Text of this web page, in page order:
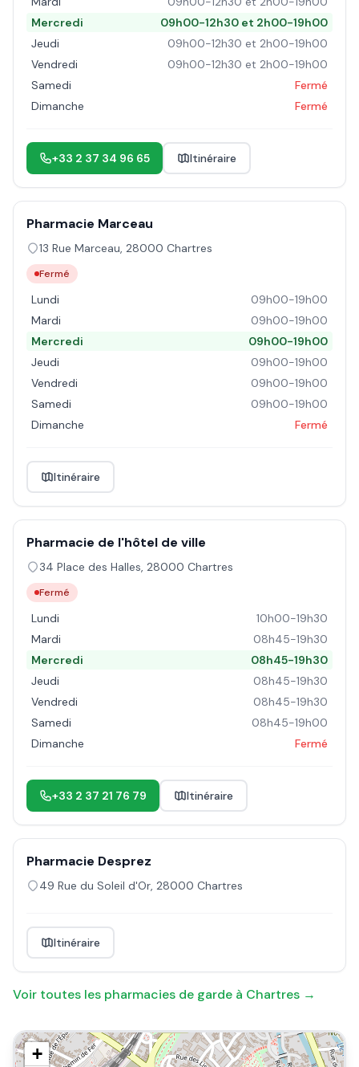
Mercredi
09h00-12h30 et 2h00-19h00
Jeudi
09h00-12h30 et 2h00-19h00
Vendredi
09h00-12h30 et 2h00-19h00
Samedi
Fermé
Dimanche
Fermé
+33 2 37 34 96 65 Itinéraire
Pharmacie Marceau
13 Rue Marceau, 28000 Chartres
Fermé
Lundi
09h00-19h00
Mardi
09h00-19h00
Mercredi
09h00-19h00
Jeudi
09h00-19h00
Vendredi
09h00-19h00
Samedi
09h00-19h00
Dimanche
Fermé
Itinéraire
Pharmacie de l'hôtel de ville
34 Place des Halles, 28000 Chartres
Fermé
Lundi
10h00-19h30
Mardi
08h45-19h30
Mercredi
08h45-19h30
Jeudi
08h45-19h30
Vendredi
08h45-19h30
Samedi
08h45-19h00
Dimanche
Fermé
+33 2 37 21 76 79 Itinéraire
Pharmacie Desprez
49 Rue du Soleil d'Or, 28000 Chartres
Itinéraire
Voir toutes les pharmacies de garde à Chartres →
+